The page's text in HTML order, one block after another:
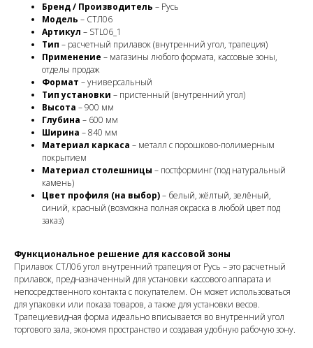
Бренд / Производитель – Русь
Модель – СТЛ06
Артикул – STL06_1
Тип – расчетный прилавок (внутренний угол, трапеция)
Применение – магазины любого формата, кассовые зоны,
отделы продаж
Формат – универсальный
Тип установки – пристенный (внутренний угол)
Высота – 900 мм
Глубина – 600 мм
Ширина – 840 мм
Материал каркаса – металл с порошково-полимерным
покрытием
Материал столешницы – постформинг (под натуральный
камень)
Цвет профиля (на выбор)– белый, жёлтый, зелёный,
синий, красный (возможна полная окраска в любой цвет под
заказ)
Функциональное решение для кассовой зоны
Прилавок СТЛ06 угол внутренний трапеция от Русь – это расчетный
прилавок, предназначенный для установки кассового аппарата и
непосредственного контакта с покупателем. Он может использоваться
для упаковки или показа товаров, а также для установки весов.
Трапециевидная форма идеально вписывается во внутренний угол
торгового зала, экономя пространство и создавая удобную рабочую зону.